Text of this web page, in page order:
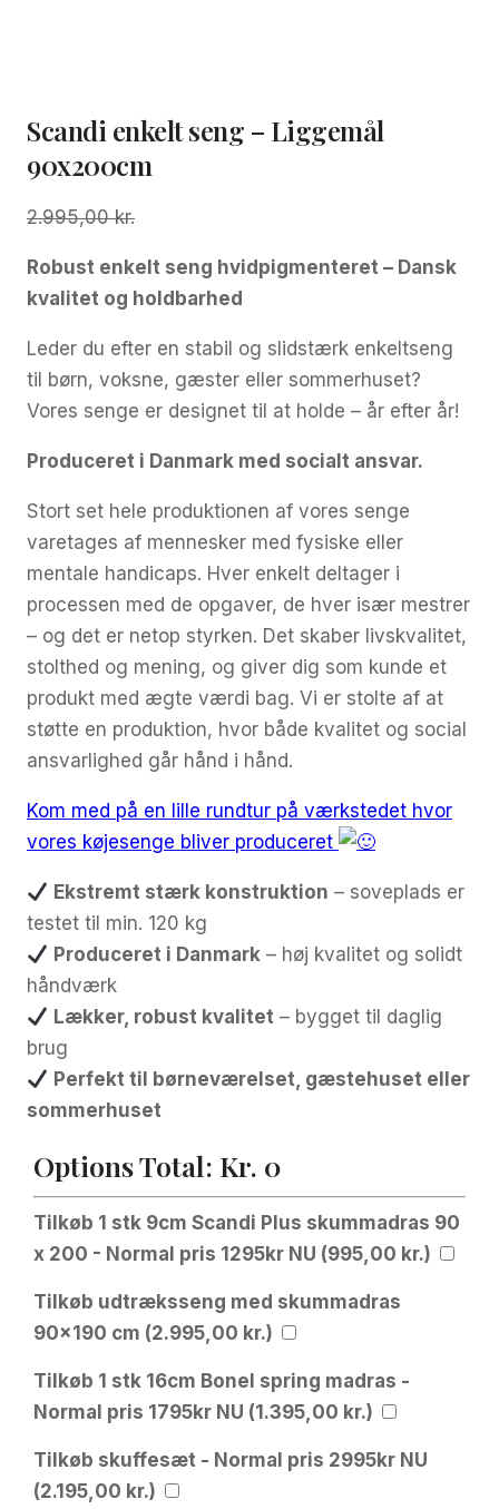
Scandi enkelt seng – Liggemål
90x200cm
2.995,00kr.Den
pris
var:
2.995,00 kr..
Den
pris
er:
2.795,00 kr..
Robust enkelt seng hvidpigmenteret – Dansk
kvalitet og holdbarhed
Leder du efter en stabil og slidstærk enkeltseng
til børn, voksne, gæster eller sommerhuset?
Vores senge er designet til at holde – år efter år!
Produceret i Danmark med socialt ansvar.
Stort set hele produktionen af vores senge
varetages af mennesker med fysiske eller
mentale handicaps. Hver enkelt deltager i
processen med de opgaver, de hver især mestrer
– og det er netop styrken. Det skaber livskvalitet,
stolthed og mening, og giver dig som kunde et
produkt med ægte værdi bag. Vi er stolte af at
støtte en produktion, hvor både kvalitet og social
ansvarlighed går hånd i hånd.
Kom med på en lille rundtur på værkstedet hvor
vores køjesenge bliver produceret
Ekstremt stærk konstruktion – soveplads er
testet til min. 120 kg
Produceret i Danmark – høj kvalitet og solidt
håndværk
Lækker, robust kvalitet – bygget til daglig
brug
Perfekt til børneværelset, gæstehuset eller
sommerhuset
Options Total: Kr. 0
Tilkøb 1 stk 9cm Scandi Plus skummadras 90
x 200 - Normal pris 1295kr NU (995,00 kr.)
Tilkøb udtræksseng med skummadras
90x190 cm (2.995,00 kr.)
Tilkøb 1 stk 16cm Bonel spring madras -
Normal pris 1795kr NU (1.395,00 kr.)
Tilkøb skuffesæt - Normal pris 2995kr NU
(2.195,00 kr.)